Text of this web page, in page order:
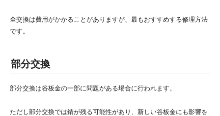
全交換は費用がかかることがありますが、最もおすすめする修理方法
です。
部分交換
部分交換は谷板金の一部に問題がある場合に行われます。
ただし部分交換では錆が残る可能性があり、新しい谷板金にも影響を